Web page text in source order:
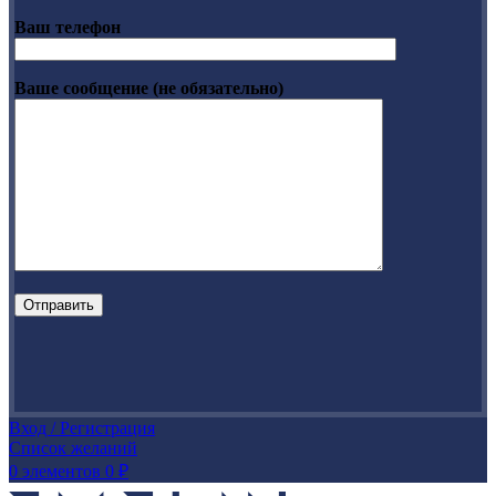
Ваш телефон
Ваше сообщение (не обязательно)
Вход / Регистрация
Список желаний
0 элементов 0 ₽